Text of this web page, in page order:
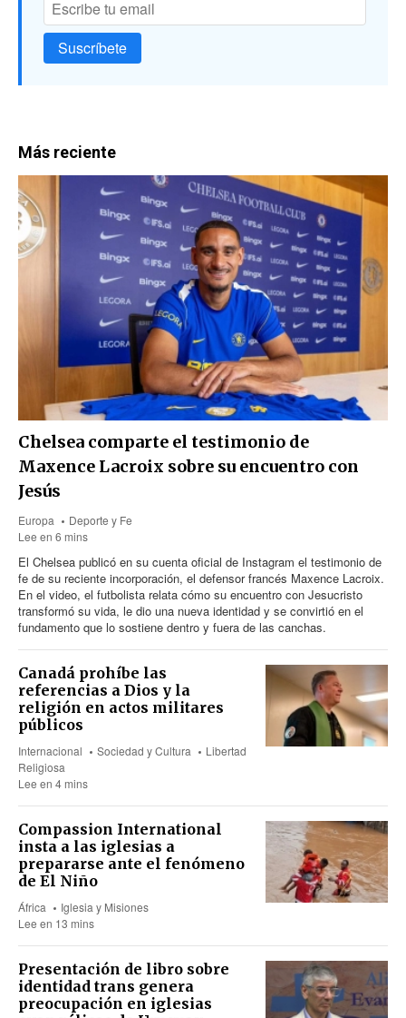
Suscríbete
Más reciente
Chelsea comparte el testimonio de
Maxence Lacroix sobre su encuentro con
Jesús
Europa
Deporte y Fe
Lee en 6 mins
El Chelsea publicó en su cuenta oficial de Instagram el testimonio de
fe de su reciente incorporación, el defensor francés Maxence Lacroix.
En el video, el futbolista relata cómo su encuentro con Jesucristo
transformó su vida, le dio una nueva identidad y se convirtió en el
fundamento que lo sostiene dentro y fuera de las canchas.
Canadá prohíbe las
referencias a Dios y la
religión en actos militares
públicos
Internacional Sociedad y Cultura
Libertad
Religiosa
Lee en 4 mins
Compassion International
insta a las iglesias a
prepararse ante el fenómeno
de El Niño
África
Iglesia y Misiones
Lee en 13 mins
Presentación de libro sobre
identidad trans genera
preocupación en iglesias